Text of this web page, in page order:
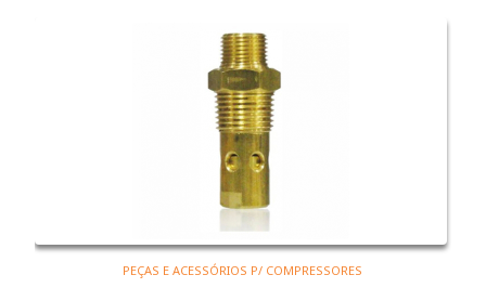
PEÇAS E ACESSÓRIOS P/ COMPRESSORES